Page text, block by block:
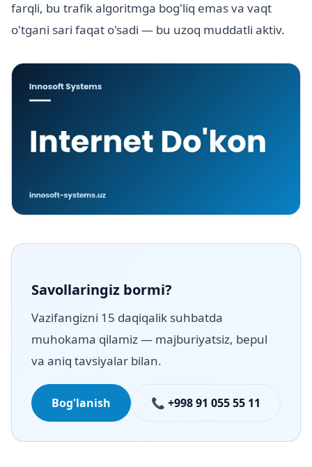
farqli, bu trafik algoritmga bog'liq emas va vaqt
o'tgani sari faqat o'sadi — bu uzoq muddatli aktiv.
Savollaringiz bormi?
Vazifangizni 15 daqiqalik suhbatda
muhokama qilamiz — majburiyatsiz, bepul
va aniq tavsiyalar bilan.
Bog'lanish 📞 +998 91 055 55 11